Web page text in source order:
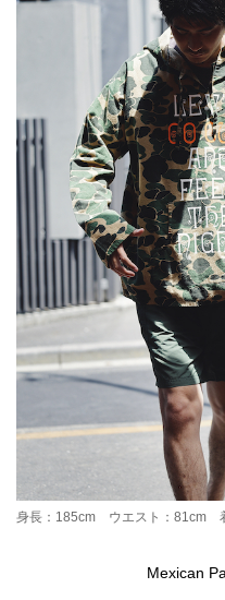
身長：185cm ウエスト：81cm
Mexican